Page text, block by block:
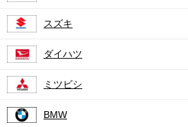
スズキ
ダイハツ
ミツビシ
BMW